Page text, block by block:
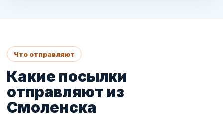
Что отправляют
Какие посылки
отправляют из
Смоленска